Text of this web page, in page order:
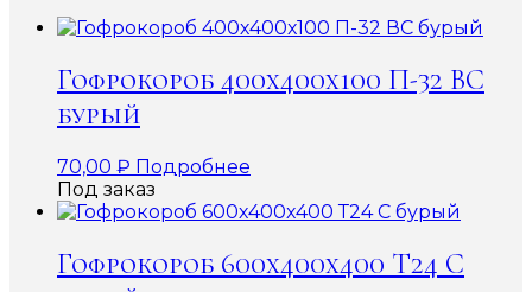
Гофрокороб 400х400х100 П-32 ВС
бурый
70,00 ₽ Подробнее
Под заказ
Гофрокороб 600х400х400 Т24 С